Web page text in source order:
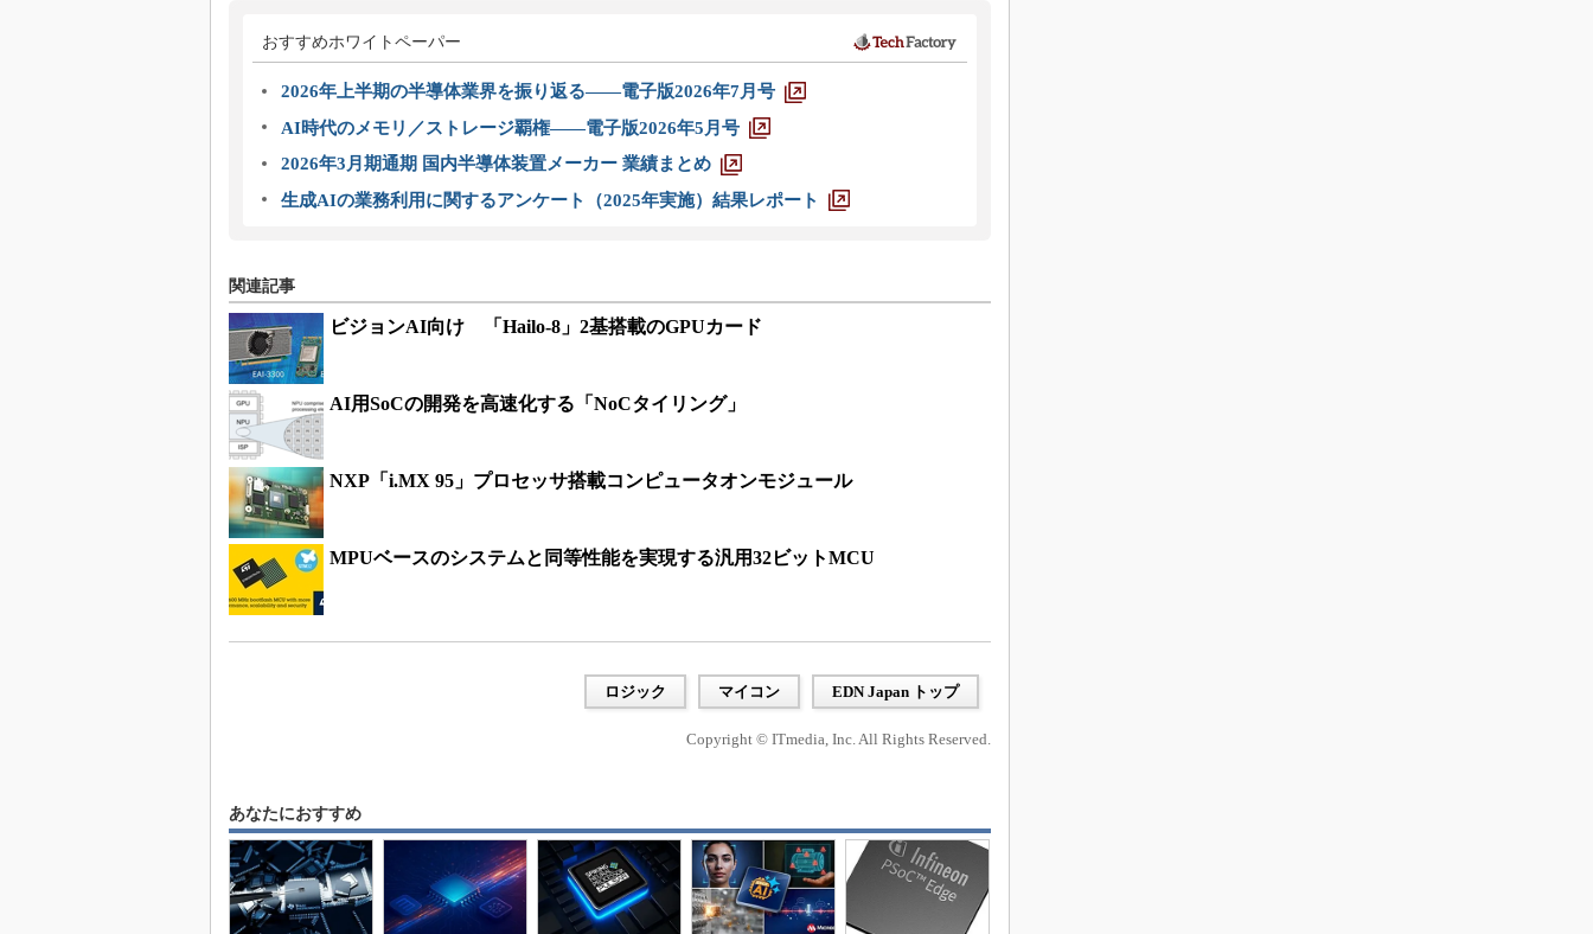
おすすめホワイトペーパー
2026年上半期の半導体業界を振り返る――電子版2026年7月号
AI時代のメモリ／ストレージ覇権――電子版2026年5月号
2026年3月期通期 国内半導体装置メーカー 業績まとめ
生成AIの業務利用に関するアンケート（2025年実施）結果レポート
関連記事
ビジョンAI向け 「Hailo-8」2基搭載のGPUカード
AI用SoCの開発を高速化する「NoCタイリング」
NXP「i.MX 95」プロセッサ搭載コンピュータオンモジュール
MPUベースのシステムと同等性能を実現する汎用32ビットMCU
ロジック マイコン EDN Japan トップ
Copyright © ITmedia, Inc. All Rights Reserved.
あなたにおすすめ